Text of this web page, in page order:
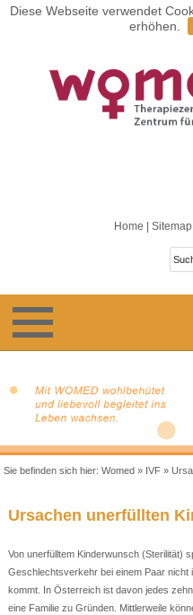
Diese Webseite verwendet
erhöhen.
Home Sitemap
Sie befinden sich hier:Womed » IVF »
Ursachen unerfüllten
Von unerfülltem Kinderwunsch (Sterilität)
Geschlechtsverkehr bei einem Paar
kommt. In Österreich ist davon jedes
eine Familie zu Gründen. Mittlerweile